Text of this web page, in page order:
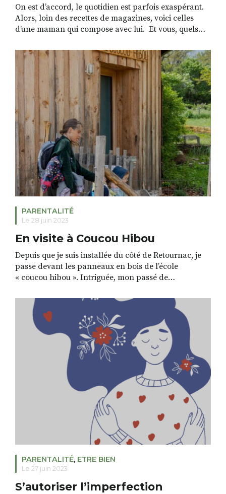
On est d’accord, le quotidien est parfois exaspérant.
Alors, loin des recettes de magazines, voici celles
d’une maman qui compose avec lui. Et vous, quels
Vanessa Coste-Oukoloff / Le chemin de la confiance
et de l’estime de soi www.booster-audace.fr / 06 18 49
87 48
PARENTALITÉ
Le 28 juin 2023
En visite à Coucou Hibou
Depuis que je suis installée du côté de Retournac, je
passe devant les panneaux en bois de l’école
« coucou hibou ». Intriguée, mon passé de
m’incite à pousser la porte de la petite école de la
forêt avec mon appareil photo. Au bout d’une route
sinueuse à travers un bois […]
PARENTALITÉ, ETRE BIEN
Le 27 juin 2023
S’autoriser l’imperfection